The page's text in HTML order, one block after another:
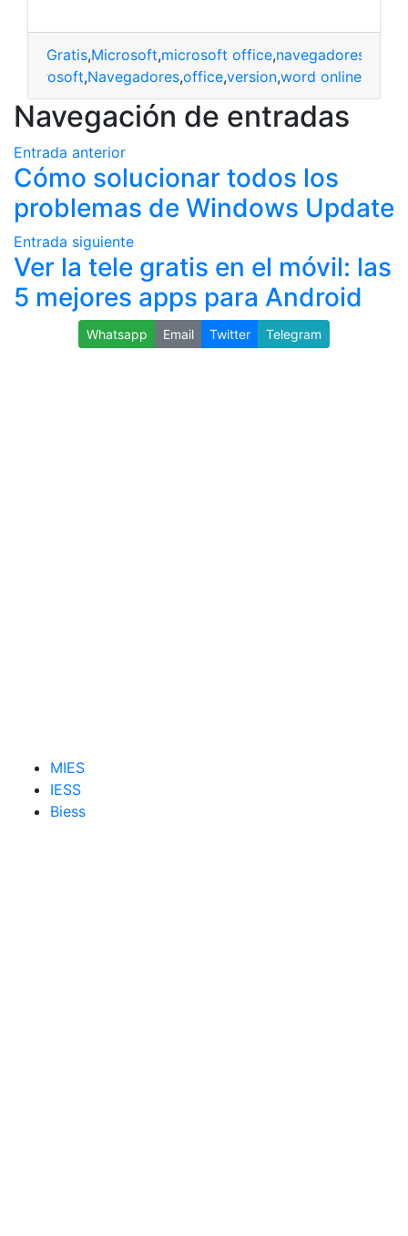
Gratis,Microsoft,microsoft office,navegadores
microsoft,Navegadores,office,version,word online
Navegación de entradas
Entrada anterior
Cómo solucionar todos los
problemas de Windows Update
Entrada siguiente
Ver la tele gratis en el móvil: las
5 mejores apps para Android
Whatsapp Email Twitter Telegram
MIES
IESS
Biess